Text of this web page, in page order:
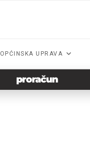
OPĆINSKA UPRAVA
proračun